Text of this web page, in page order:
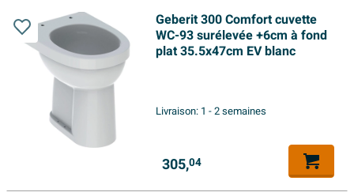
Geberit 300 Comfort cuvette
WC-93 surélevée +6cm à fond
plat 35.5x47cm EV blanc
Livraison: 1 - 2 semaines
305,04